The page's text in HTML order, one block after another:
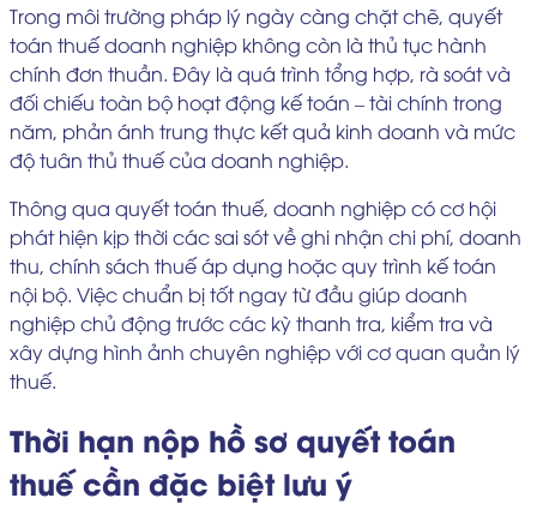
Trong môi trường pháp lý ngày càng chặt chẽ, quyết
toán thuế doanh nghiệp không còn là thủ tục hành
chính đơn thuần. Đây là quá trình tổng hợp, rà soát và
đối chiếu toàn bộ hoạt động kế toán – tài chính trong
năm, phản ánh trung thực kết quả kinh doanh và mức
độ tuân thủ thuế của doanh nghiệp.
Thông qua quyết toán thuế, doanh nghiệp có cơ hội
phát hiện kịp thời các sai sót về ghi nhận chi phí, doanh
thu, chính sách thuế áp dụng hoặc quy trình kế toán
nội bộ. Việc chuẩn bị tốt ngay từ đầu giúp doanh
nghiệp chủ động trước các kỳ thanh tra, kiểm tra và
xây dựng hình ảnh chuyên nghiệp với cơ quan quản lý
thuế.
Thời hạn nộp hồ sơ quyết toán
thuế cần đặc biệt lưu ý